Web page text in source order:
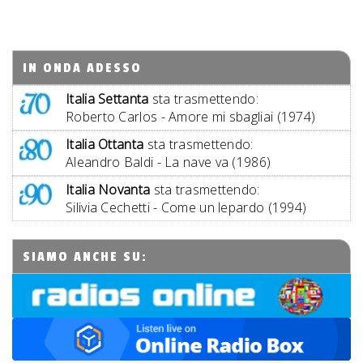
IN ONDA ADESSO
Italia Settanta sta trasmettendo:
Roberto Carlos - Amore mi sbagliai (1974)
Italia Ottanta sta trasmettendo:
Aleandro Baldi - La nave va (1986)
Italia Novanta sta trasmettendo:
Silivia Cechetti - Come un lepardo (1994)
SIAMO ANCHE SU: